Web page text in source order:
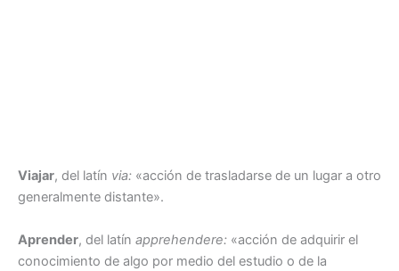
Viajar, del latín via: «acción de trasladarse de un lugar a otro
generalmente distante».
Aprender, del latín apprehendere: «acción de adquirir el
conocimiento de algo por medio del estudio o de la